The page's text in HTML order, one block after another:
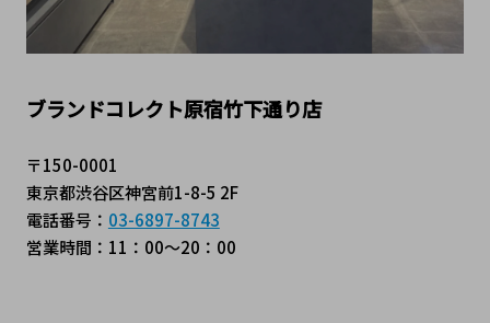
ブランドコレクト原宿竹下通り店
〒150-0001
東京都渋谷区神宮前1-8-5 2F
電話番号： 03-6897-8743
営業時間：11：00～20：00